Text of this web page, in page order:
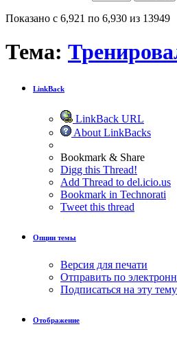
Показано с 6,921 по 6,930 из 13949
Тема:
LinkBack
LinkBack URL
About LinkBacks
Bookmark & Share
Digg this Thread!
Add Thread to del.icio.us
Bookmark in Technorati
Tweet this thread
Опции темы
Версия для печати
Отправить по
Подписаться на эту
Отображение